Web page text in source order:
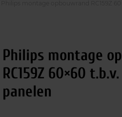
Philips montage
RC159Z 60×60
panelen